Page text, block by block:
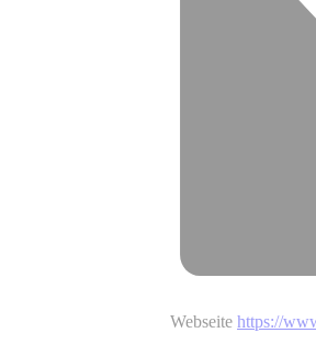
Webseite https://